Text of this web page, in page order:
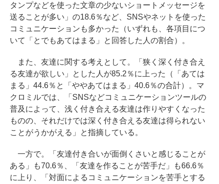
タンプなどを使った文章の少ないショートメッセージを
送ることが多い」の18.6％など、SNSやネットを使った
コミュニケーションも多かった（いずれも、各項目につ
いて「とでもあてはまる」と回答した人の割合）。
また、友達に関する考えとして。「狭く深く付き合え
る友達が欲しい」とした人が85.2％に上った（「あては
まる」44.6％と「ややあてはまる」40.6％の合計）。マ
クロミルでは、「SNSなどコミュニケーションツールの
普及によって、浅く付き合える友達は作りやすくなった
ものの、それだけでは深く付き合える友達は得られない
ことがうかがえる」と指摘している。
一方で。「友達付き合いが面倒くさいと感じることが
ある」も70.6％、「友達を作ることが苦手だ」も66.6％
に上り、「対面によるコミュニケーションを苦手とする